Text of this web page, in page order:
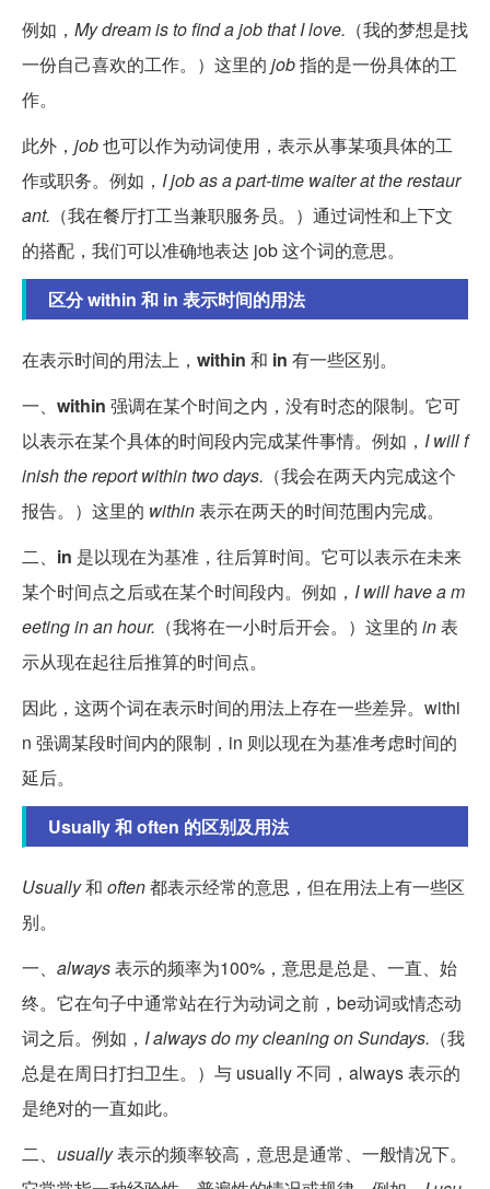
例如， My dream is to find a job that I love. （我的梦想是找
一份自己喜欢的工作。）这里的 job指的是一份具体的工
作。
此外， job也可以作为动词使用，表示从事某项具体的工
作或职务。例如， I job as a part-time waiter at the restaur
ant. （我在餐厅打工当兼职服务员。）通过词性和上下文
的搭配，我们可以准确地表达 job 这个词的意思。
区分 within 和 in 表示时间的用法
在表示时间的用法上， within 和 in 有一些区别。
一、 within 强调在某个时间之内，没有时态的限制。它可
以表示在某个具体的时间段内完成某件事情。例如， I will f
inish the report within two days. （我会在两天内完成这个
报告。）这里的 within表示在两天的时间范围内完成。
二、 in 是以现在为基准，往后算时间。它可以表示在未来
某个时间点之后或在某个时间段内。例如， I will have a m
eeting in an hour. （我将在一小时后开会。）这里的 in表
示从现在起往后推算的时间点。
因此，这两个词在表示时间的用法上存在一些差异。withi
n 强调某段时间内的限制，in 则以现在为基准考虑时间的
延后。
Usually 和 often 的区别及用法
Usually和 often都表示经常的意思，但在用法上有一些区
别。
一、 always表示的频率为100%，意思是总是、一直、始
终。它在句子中通常站在行为动词之前，be动词或情态动
词之后。例如， I always do my cleaning on Sundays. （我
总是在周日打扫卫生。）与 usually 不同，always 表示的
是绝对的一直如此。
二、 usually表示的频率较高，意思是通常、一般情况下。